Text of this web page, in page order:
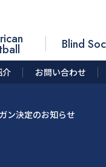
Blind
介 お問い合わせ
ン決定のお知らせ